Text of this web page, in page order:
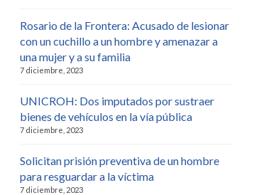
Rosario de la Frontera: Acusado de lesionar
con un cuchillo a un hombre y amenazar a
una mujer y a su familia
7 diciembre, 2023
UNICROH: Dos imputados por sustraer
bienes de vehículos en la vía pública
7 diciembre, 2023
Solicitan prisión preventiva de un hombre
para resguardar a la víctima
7 diciembre, 2023